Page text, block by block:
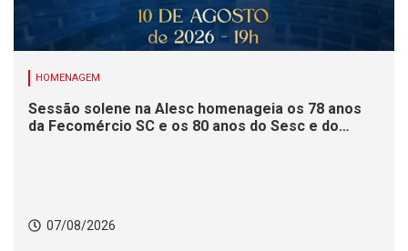
HOMENAGEM
Sessão solene na Alesc homenageia os 78 anos
da Fecomércio SC e os 80 anos do Sesc e do
07/08/2026